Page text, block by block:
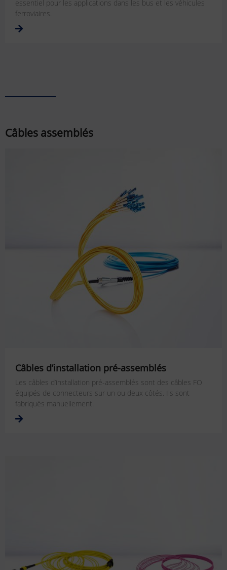
essentiel pour les applications dans les bus et les véhicules
ferroviaires.
Câbles assemblés
Câbles d’installation pré-assemblés
Les câbles d’installation pré-assemblés sont des câbles FO
équipés de connecteurs sur un ou deux côtés. Ils sont
fabriqués manuellement.